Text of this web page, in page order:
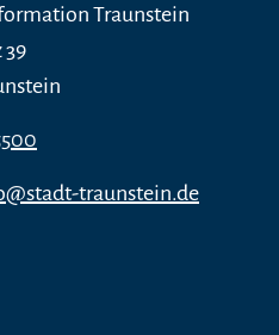
Traunstein
39
traunstein.de